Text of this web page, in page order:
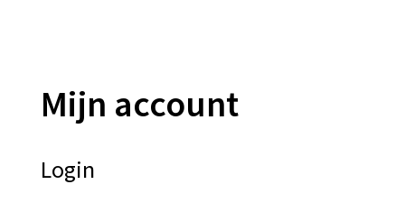
Mijn account
Login